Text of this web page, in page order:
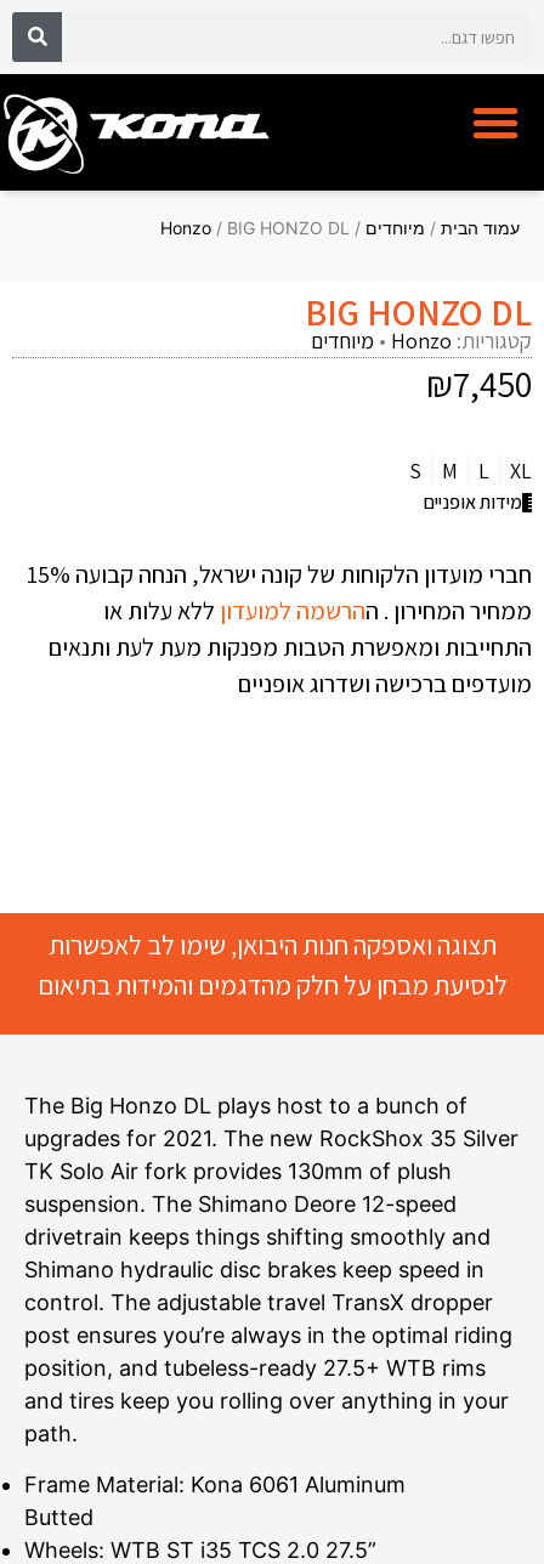
עמוד הבית / מיוחדים /
Honzo / BIG HONZO DL
BIG HONZO DL
קטגוריות: Honzo
• מיוחדים
₪7,450
XL
L
M
S
מידות אופניים
חברי מועדון הלקוחות של קונה ישראל, הנחה קבועה 15%
ממחיר המחירון . ההרשמה למועדון ללא עלות או
התחייבות ומאפשרת הטבות מפנקות מעת לעת ותנאים
מועדפים ברכישה ושדרוג אופניים
תצוגה ואספקה חנות היבואן, שימו לב לאפשרות
לנסיעת מבחן על חלק מהדגמים והמידות בתיאום
The Big Honzo DL plays host to a bunch of
upgrades for 2021. The new RockShox 35 Silver
TK Solo Air fork provides 130mm of plush
suspension. The Shimano Deore 12-speed
drivetrain keeps things shifting smoothly and
Shimano hydraulic disc brakes keep speed in
control. The adjustable travel TransX dropper
post ensures you’re always in the optimal riding
position, and tubeless-ready 27.5+ WTB rims
and tires keep you rolling over anything in your
path.
Frame Material: Kona 6061 Aluminum
Butted
Wheels: WTB ST i35 TCS 2.0 27.5”